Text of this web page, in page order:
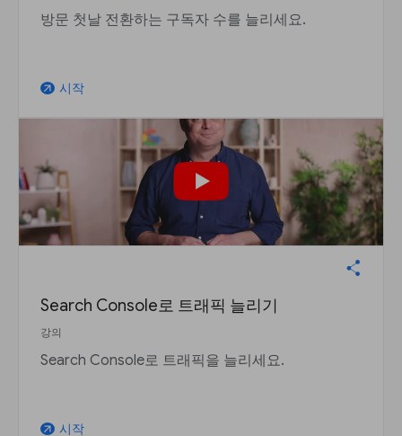
방문 첫날 전환하는 구독자 수를 늘리세요.
arrow_outward 시작
Search Console로 트래픽 늘리기
강의
Search Console로 트래픽을 늘리세요.
arrow_outward 시작